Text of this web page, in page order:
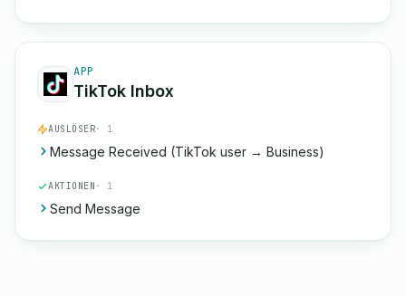
APP
TikTok Inbox
AUSLÖSER· 1
Message Received (TikTok user → Business)
AKTIONEN · 1
Send Message